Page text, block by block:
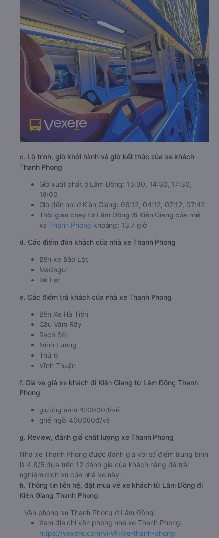
c. Lộ trình, giờ khởi hành và giờ kết thúc của xe khách
Thanh Phong
Giờ xuất phát ở Lâm Đồng: 16:30, 14:30, 17:30,
18:00
Giờ đến nơi ở Kiên Giang: 06:12, 04:12, 07:12, 07:42
Thời gian chạy từ Lâm Đồng đi Kiên Giang của nhà
xe Thanh Phong khoảng: 13.7 giờ
d. Các điểm đón khách của nhà xe Thanh Phong
Bến xe Bảo Lộc
Madagui
Đà Lạt
e. Các điểm trả khách của nhà xe Thanh Phong
Bến Xe Hà Tiên
Cầu Vàm Rầy
Rạch Sỏi
Minh Lương
Thứ 6
Vĩnh Thuận
f. Giá vé giá xe khách đi Kiên Giang từ Lâm Đồng Thanh
Phong
giường nằm 420000đ/vé
ghế ngồi 400000đ/vé
g. Review, đánh giá chất lượng xe Thanh Phong
Nhà xe Thanh Phong được đánh giá với số điểm trung bình
là 4.8/5 dựa trên 12 đánh giá của khách hàng đã trải
nghiệm dịch vụ của nhà xe này.
h. Thông tin liên hệ, đặt mua vé xe khách từ Lâm Đồng đi
Kiên Giang Thanh Phong
Văn phòng xe Thanh Phong ở Lâm Đồng:
Xem địa chỉ văn phòng nhà xe Thanh Phong:
https://vexere.com/vi-VN/xe-thanh-phong